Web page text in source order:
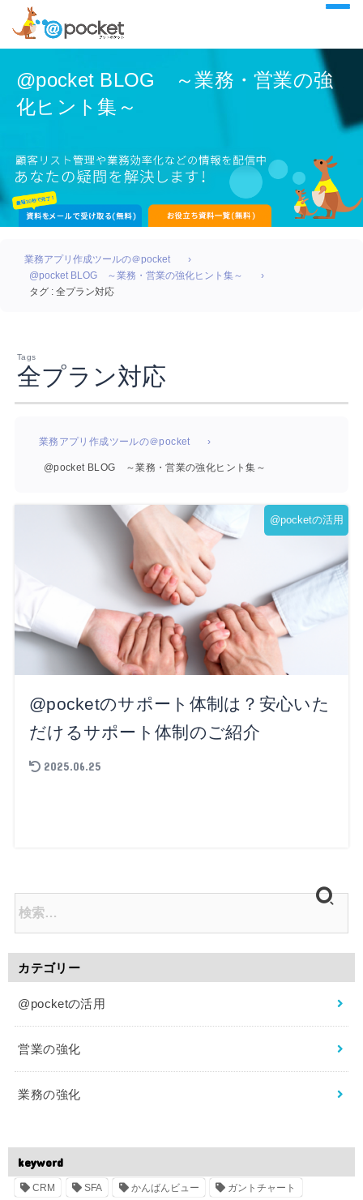
@pocket BLOG ～業務・営業の強
化ヒント集～
業務アプリ作成ツールの＠pocket
@pocket BLOG ～業務・営業の強化ヒント集～
タグ : 全プラン対応
全プラン対応
業務アプリ作成ツールの＠pocket
@pocket BLOG ～業務・営業の強化ヒント集～
@pocketの活用
@pocketのサポート体制は？安心いた
だけるサポート体制のご紹介
2025.06.25
カテゴリー
@pocketの活用
営業の強化
業務の強化
keyword
CRM SFA かんばんビュー ガントチャート